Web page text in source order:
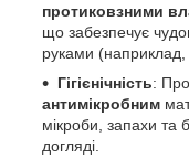
протиковзними
що забезпечує
руками (наприклад,
Гігієнічність:
антимікробним
мікроби, запахи та
догляді.